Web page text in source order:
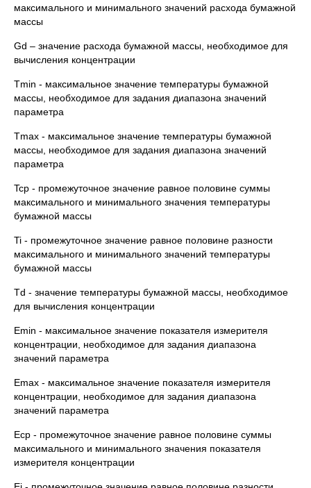
максимального и минимального значений расхода бумажной
массы
Gd – значение расхода бумажной массы, необходимое для
вычисления концентрации
Tmin - максимальное значение температуры бумажной
массы, необходимое для задания диапазона значений
параметра
Tmax - максимальное значение температуры бумажной
массы, необходимое для задания диапазона значений
параметра
Tcp - промежуточное значение равное половине суммы
максимального и минимального значения температуры
бумажной массы
Ti - промежуточное значение равное половине разности
максимального и минимального значений температуры
бумажной массы
Td - значение температуры бумажной массы, необходимое
для вычисления концентрации
Emin - максимальное значение показателя измерителя
концентрации, необходимое для задания диапазона
значений параметра
Emax - максимальное значение показателя измерителя
концентрации, необходимое для задания диапазона
значений параметра
Ecp - промежуточное значение равное половине суммы
максимального и минимального значения показателя
измерителя концентрации